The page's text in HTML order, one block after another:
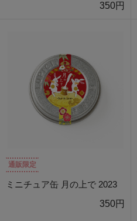
350円
通販限定
ミニチュア缶 月の上で 2023
350円